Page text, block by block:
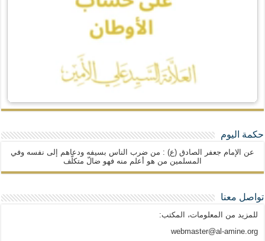
حكمة اليوم
عن الإمام جعفر الصادق (ع) : من ضرب الناس بسيفه ودعاهم إلى نفسه وفي
المسلمين من هو أعلم منه فهو ضالّ متكلّف
تواصل معنا
للمزيد من المعلومات، المكتب:
webmaster@al-amine.org